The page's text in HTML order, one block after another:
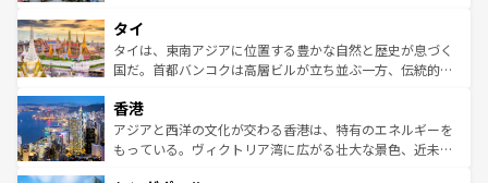
リティに包まれながら、韓国の多彩な魅力を心ゆくまで味
わってみてほしい。 なお、新着の韓国情報はコンテンツ一
覧を参照してほしい。
急速な発展と共に伝統が息づく。ハノイの古い町並みやホ
ーチミン市のフランス統治時代の建物も、独特の雰囲気を
醸し出している。また、バラエティの豊かさとおいしさで
とつ。フォーやバインミー、ベトナムコーヒーなどは、ぜ
ひ現地で味わいたい。どの地域を訪れてもあたたかい人々
が旅行者を迎えてくれるので、きっと忘れられない旅にな
タイ
タイは、東南アジアに位置する豊かな自然と歴史が息づく
国だ。首都バンコクは高層ビルが立ち並ぶ一方、伝統的な
の活気が交差している。北部ではチェンマイなどの山岳地
帯で自然と触れ合い、南部ではプーケットやクラビの美し
いビーチでリゾート気分を楽しむことができる。タイ料理
香港
アジアと西洋の文化が交わる香港は、特有のエネルギーを
もっている。ヴィクトリア湾に広がる壮大な景色、近未来